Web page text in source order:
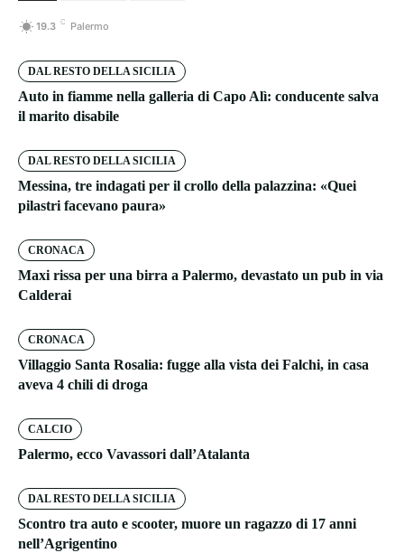
19.3 C Palermo
DAL RESTO DELLA SICILIA
Auto in fiamme nella galleria di Capo Alì: conducente salva
il marito disabile
DAL RESTO DELLA SICILIA
Messina, tre indagati per il crollo della palazzina: «Quei
pilastri facevano paura»
CRONACA
Maxi rissa per una birra a Palermo, devastato un pub in via
Calderai
CRONACA
Villaggio Santa Rosalia: fugge alla vista dei Falchi, in casa
aveva 4 chili di droga
CALCIO
Palermo, ecco Vavassori dall’Atalanta
DAL RESTO DELLA SICILIA
Scontro tra auto e scooter, muore un ragazzo di 17 anni
nell’Agrigentino